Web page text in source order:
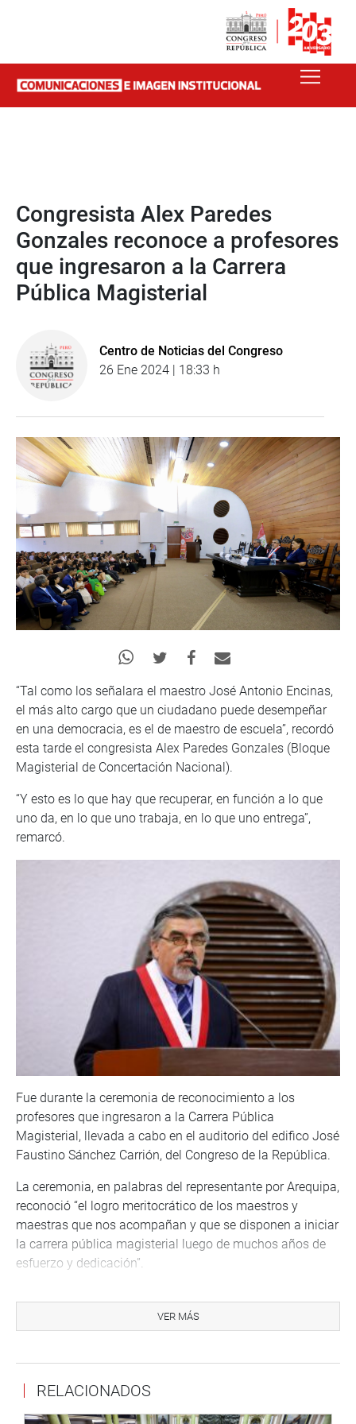
Congresista Alex Paredes
Gonzales reconoce a profesores
que ingresaron a la Carrera
Pública Magisterial
Centro de Noticias del Congreso
26 Ene 2024 | 18:33 h
“Tal como los señalara el maestro José Antonio Encinas,
el más alto cargo que un ciudadano puede desempeñar
en una democracia, es el de maestro de escuela”, recordó
esta tarde el congresista Alex Paredes Gonzales (Bloque
Magisterial de Concertación Nacional).
“Y esto es lo que hay que recuperar, en función a lo que
uno da, en lo que uno trabaja, en lo que uno entrega”,
remarcó.
Fue durante la ceremonia de reconocimiento a los
profesores que ingresaron a la Carrera Pública
Magisterial, llevada a cabo en el auditorio del edifico José
Faustino Sánchez Carrión, del Congreso de la República.
La ceremonia, en palabras del representante por Arequipa,
reconoció “el logro meritocrático de los maestros y
maestras que nos acompañan y que se disponen a iniciar
la carrera pública magisterial luego de muchos años de
esfuerzo y dedicación”.
nuestra profesión (de docente), para aquellos que
empiezan a trabajar en la que se ha dicho que es la
Paredes Gonzales también recordó sus primeros años de
VER MÁS
RELACIONADOS